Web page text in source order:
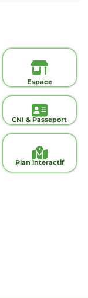
Espace
CNI & Passeport
Plan interactif